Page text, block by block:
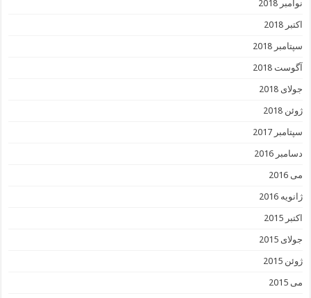
نوامبر 2018
اکتبر 2018
سپتامبر 2018
آگوست 2018
جولای 2018
ژوئن 2018
سپتامبر 2017
دسامبر 2016
می 2016
ژانویه 2016
اکتبر 2015
جولای 2015
ژوئن 2015
می 2015